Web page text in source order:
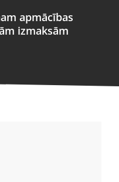
apmācības
izmaksām